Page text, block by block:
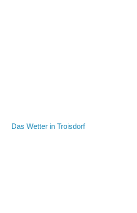
Das Wetter in Troisdorf